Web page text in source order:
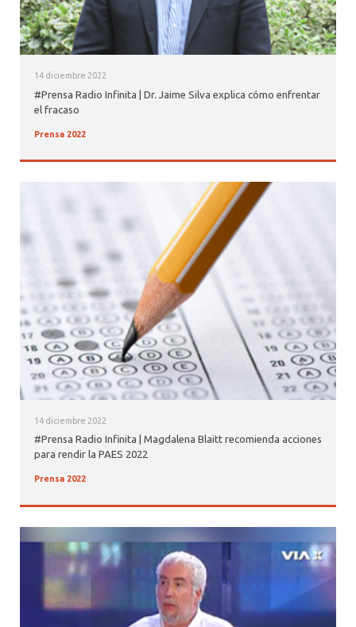
14 diciembre 2022
#Prensa Radio Infinita | Dr. Jaime Silva explica cómo enfrentar
el fracaso
Prensa 2022
14 diciembre 2022
#Prensa Radio Infinita | Magdalena Blaitt recomienda acciones
para rendir la PAES 2022
Prensa 2022